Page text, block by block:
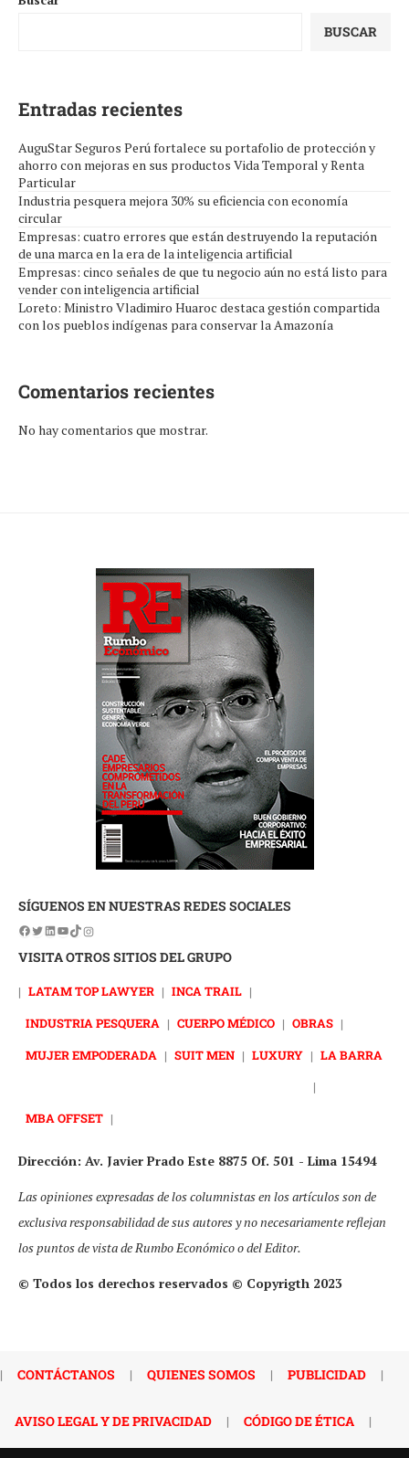
BUSCAR
Entradas recientes
AuguStar Seguros Perú fortalece su portafolio de protección y
ahorro con mejoras en sus productos Vida Temporal y Renta
Particular
Industria pesquera mejora 30% su eficiencia con economía
circular
Empresas: cuatro errores que están destruyendo la reputación
de una marca en la era de la inteligencia artificial
Empresas: cinco señales de que tu negocio aún no está listo para
vender con inteligencia artificial
Loreto: Ministro Vladimiro Huaroc destaca gestión compartida
con los pueblos indígenas para conservar la Amazonía
Comentarios recientes
No hay comentarios que mostrar.
SÍGUENOS EN NUESTRAS REDES SOCIALES
VISITA OTROS SITIOS DEL GRUPO
| LATAM TOP LAWYER | INCA TRAIL |
INDUSTRIA PESQUERA | CUERPO MÉDICO | OBRAS |
MUJER EMPODERADA | SUIT MEN | LUXURY | LA BARRA
|
MBA OFFSET |
Dirección: Av. Javier Prado Este 8875 Of. 501 - Lima 15494
Las opiniones expresadas de los columnistas en los artículos son de
exclusiva responsabilidad de sus autores y no necesariamente reflejan
los puntos de vista de Rumbo Económico o del Editor.
© Todos los derechos reservados © Copyrigth 2023
| CONTÁCTANOS | QUIENES SOMOS | PUBLICIDAD |
AVISO LEGAL Y DE PRIVACIDAD | CÓDIGO DE ÉTICA |